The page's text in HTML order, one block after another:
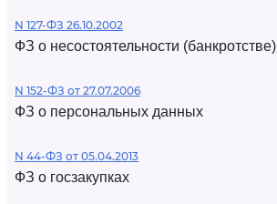
N 127-ФЗ 26.10.2002
ФЗ о несостоятельности (банкротстве)
N 152-ФЗ от 27.07.2006
ФЗ о персональных данных
N 44-ФЗ от 05.04.2013
ФЗ о госзакупках